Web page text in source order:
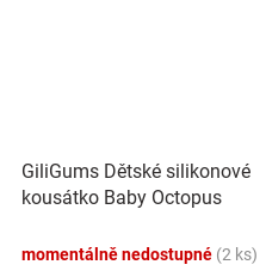
GiliGums Dětské silikonové
kousátko Baby Octopus
ks
momentálně nedostupné (2 ks)